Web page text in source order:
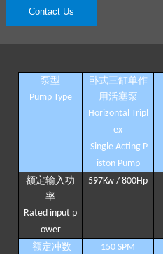
Contact Us
泵型
Pump Type
卧式三缸单作
用活塞泵
Horizontal Tripl
ex
Single Acting P
iston Pump
额定输入功
率
Rated input p
ower
597Kw / 800Hp
额定冲数
150 SPM